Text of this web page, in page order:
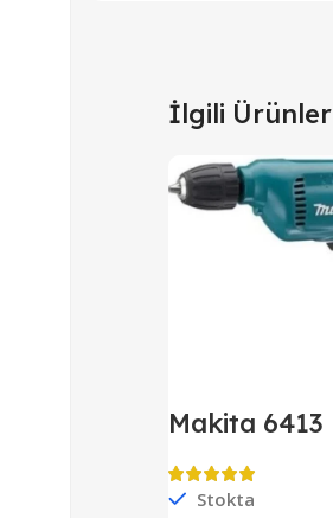
İlgili Ürünler
Makita 6413
Stokta